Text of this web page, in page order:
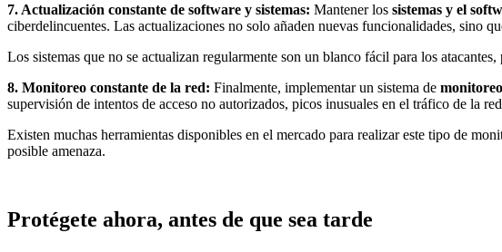
7. Actualización constante de software y sistemas: Mantener los sistemas y el
ciberdelincuentes. Las actualizaciones no solo añaden nuevas funcionalidades, sino
Los sistemas que no se actualizan regularmente son un blanco fácil para los
8. Monitoreo constante de la red: Finalmente, implementar un sistema de
supervisión de intentos de acceso no autorizados, picos inusuales en el tráfico de la
Existen muchas herramientas disponibles en el mercado para realizar este tipo de
posible amenaza.
Protégete ahora, antes de que sea tarde